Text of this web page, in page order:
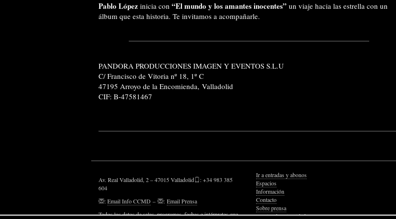
Pablo López inicia con “El mundo y los amantes inocentes” un viaje hacia las estrella con un
álbum que esta historia. Te invitamos a acompañarle.
PANDORA PRODUCCIONES IMAGEN Y EVENTOS S.L.U
C/ Francisco de Vitoria nº 18, 1º C
47195 Arroyo de la Encomienda, Valladolid
CIF: B-47581467
Av. Real Valladolid, 2 – 47015 Valladolid
: +34 983 385
604
:Email Info CCMD – : Email Prensa
Todos los datos de salas, programas, fechas e intérpretes que
Ir a entradas y abonos
Espacios
Información
Contacto
Sobre prensa
Política de Privacidad